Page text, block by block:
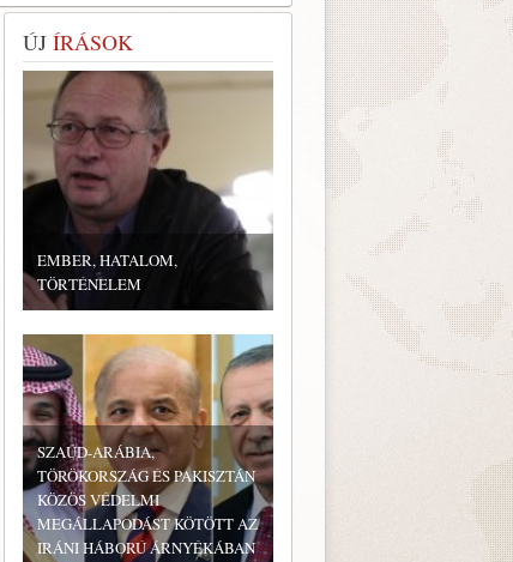
ÚJ ÍRÁSOK
EMBER, HATALOM,
TÖRTÉNELEM
SZAÚD-ARÁBIA,
TÖRÖKORSZÁG ÉS PAKISZTÁN
KÖZÖS VÉDELMI
MEGÁLLAPODÁST KÖTÖTT AZ
IRÁNI HÁBORÚ ÁRNYÉKÁBAN